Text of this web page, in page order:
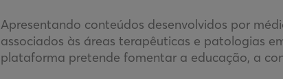
Apresentando conteúdos desenvolvidos por
associados às áreas terapêuticas e patologias
plataforma pretende fomentar a educação, a